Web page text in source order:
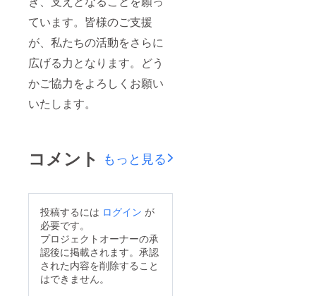
ています。皆様のご支援
が、私たちの活動をさらに
広げる力となります。どう
かご協力をよろしくお願い
いたします。
コメント もっと見る
投稿するには ログイン が
必要です。
プロジェクトオーナーの承
認後に掲載されます。承認
された内容を削除すること
はできません。